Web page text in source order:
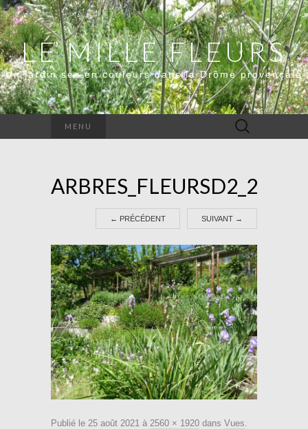
LE MILLE FLEURS
Un jardin sec en couleurs dans la Drôme provençale
MENU Rechercher :
← PRÉCÉDENT SUIVANT →
Publié le 25 août 2021 à 2560 × 1920 dans Vues.